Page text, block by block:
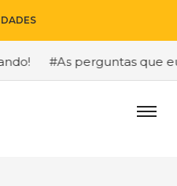
#As perguntas que eu